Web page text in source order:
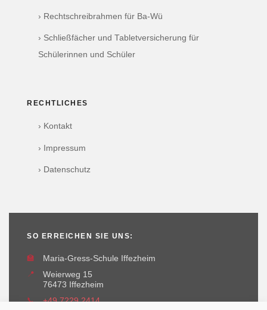
› Rechtschreibrahmen für Ba-Wü
› Schließfächer und Tabletversicherung für
Schülerinnen und Schüler
RECHTLICHES
› Kontakt
› Impressum
› Datenschutz
SO ERREICHEN SIE UNS:
🏫
Maria-Gress-Schule Iffezheim
📍
Weierweg 15
76473 Iffezheim
📞
+49 7229 2414